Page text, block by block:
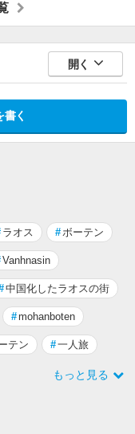
開く
く
ラオス #ボーテン
Vanhnasin
中国化したラオスの街
#mohanboten
テン #一人旅
もっと見る